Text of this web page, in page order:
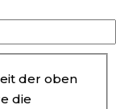
der oben
die